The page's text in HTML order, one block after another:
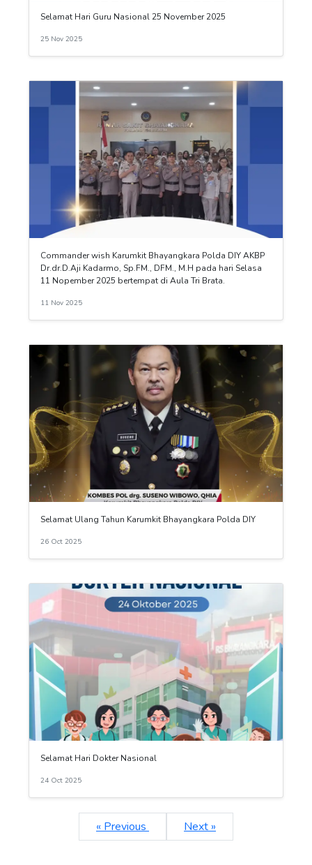
Selamat Hari Guru Nasional 25 November 2025
25 Nov 2025
Commander wish Karumkit Bhayangkara Polda DIY AKBP
Dr.dr.D.Aji Kadarmo, Sp.FM., DFM., M.H pada hari Selasa
11 Nopember 2025 bertempat di Aula Tri Brata.
11 Nov 2025
Selamat Ulang Tahun Karumkit Bhayangkara Polda DIY
26 Oct 2025
Selamat Hari Dokter Nasional
24 Oct 2025
« Previous Next »